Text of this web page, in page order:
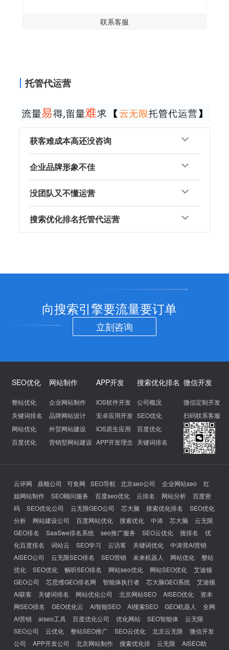
联系客服
托管代运营
获客难成本高还没咨询
企业品牌形象不佳
没团队又不懂运营
搜索优化排名托管代运营
向搜索引擎要流量要订单
立刻咨询
SEO优化
整站优化
关键词排名
网站优化
百度优化
网站制作
企业网站制作
品牌网站设计
外贸网站建设
营销型网站建设
APP开发
IOS软件开发
安卓应用开发
IOS原生应用
APP开发理念
搜索优化排名
公司概况
SEO优化
百度优化
关键词排名
微信开发
微信定制开发
扫码联系客服
云评网 鼎顺公司 可鱼网 SEO导航 北京seo公司 企业网站seo
红
姐网站制作
SEO顾问服务 百度seo优化 云排名 网站分析
百度密
码
SEO优化公司 云无限GEO公司 芯大脑 搜索优化排名
SEO优化
分析
网站建设公司 百度网站优化 搜索优化 中涛 芯大脑
云无限
GEO排名
SaaSwe排名系统 seo推广服务 SEO云优化 搜排名
优
化百度排名
词站云 SEO学习 云访客 关键词优化
中涛营AI营销
AISEO公司
云无限SEO排名 SEO营销 未来机器人 网站优化
整站
优化
SEO优化 畅听SEO排名 网站seo优化 网站SEO优化
艾迪顿
GEO公司
芯思维GEO排名网 智能体执行者 芯大脑GEO系统
艾迪顿
AI获客
关键词排名 网站优化公司 北京网站SEO AISEO优化
资本
网SEO排名
GEO优化云 AI智能SEO AI搜索SEO GEO机器人
全网
AI营销
aiseo工具 百度优化公司 优化网站 SEO智能体
云无限
SEO公司
云优化 整站SEO推广 SEO云优化 北京云无限
微信开发
公司
APP开发公司 北京网站制作 搜索优化排 云无限 AISEO助